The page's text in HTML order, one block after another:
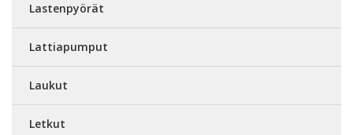
Lastenpyörät
Lattiapumput
Laukut
Letkut